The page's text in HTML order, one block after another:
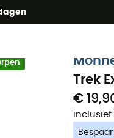
met code Summer5
Trek
€
inclusief